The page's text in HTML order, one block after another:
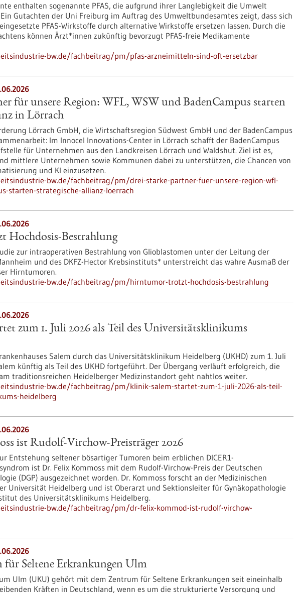
enthalten sogenannte PFAS, die aufgrund ihrer Langlebigkeit die Umwelt
Gutachten der Uni Freiburg im Auftrag des Umweltbundesamtes zeigt, dass sich
PFAS-Wirkstoffe durch alternative Wirkstoffe ersetzen lassen. Durch die
können Ärzt*innen zukünftig bevorzugt PFAS-freie Medikamente
bw.de/fachbeitrag/pm/pfas-arzneimitteln-sind-oft-ersetzbar
für unsere Region: WFL, WSW und BadenCampus starten
in Lörrach
Lörrach GmbH, die Wirtschaftsregion Südwest GmbH und der BadenCampus
Im Innocel Innovations-Center in Lörrach schafft der BadenCampus
für Unternehmen aus den Landkreisen Lörrach und Waldshut. Ziel ist es,
mittlere Unternehmen sowie Kommunen dabei zu unterstützen, die Chancen von
und KI einzusetzen.
bw.de/fachbeitrag/pm/drei-starke-partner-fuer-unsere-region-wfl-
starten-strategische-allianz-loerrach
Bestrahlung
zur intraoperativen Bestrahlung von Glioblastomen unter der Leitung der
und des DKFZ-Hector Krebsinstituts* unterstreicht das wahre Ausmaß der
Hirntumoren.
bw.de/fachbeitrag/pm/hirntumor-trotzt-hochdosis-bestrahlung
zum 1. Juli 2026 als Teil des Universitätsklinikums
Salem durch das Universitätsklinikum Heidelberg (UKHD) zum 1. Juli
künftig als Teil des UKHD fortgeführt. Der Übergang verläuft erfolgreich, die
traditionsreichen Heidelberger Medizinstandort geht nahtlos weiter.
bw.de/fachbeitrag/pm/klinik-salem-startet-zum-1-juli-2026-als-teil-
heidelberg
ist Rudolf-Virchow-Preisträger 2026
Entstehung seltener bösartiger Tumoren beim erblichen DICER1-
ist Dr. Felix Kommoss mit dem Rudolf-Virchow-Preis der Deutschen
(DGP) ausgezeichnet worden. Dr. Kommoss forscht an der Medizinischen
Universität Heidelberg und ist Oberarzt und Sektionsleiter für Gynäkopathologie
des Universitätsklinikums Heidelberg.
bw.de/fachbeitrag/pm/dr-felix-kommod-ist-rudolf-virchow-
für Seltene Erkrankungen Ulm
Ulm (UKU) gehört mit dem Zentrum für Seltene Erkrankungen seit eineinhalb
Kräften in Deutschland, wenn es um die strukturierte Versorgung und